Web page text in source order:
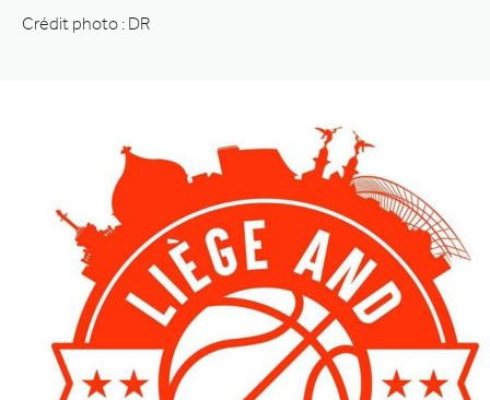
Crédit photo : DR